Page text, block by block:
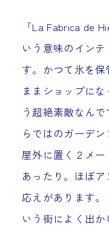
「La Fabrica de
いう意味のイン
す。かつて氷を
ままショップに
う超絶素敵なん
らではのガーデン
屋外に置く２メ
あったり。ほぼ
応えがあります
いう街によく出